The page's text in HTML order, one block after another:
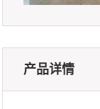
产品详情